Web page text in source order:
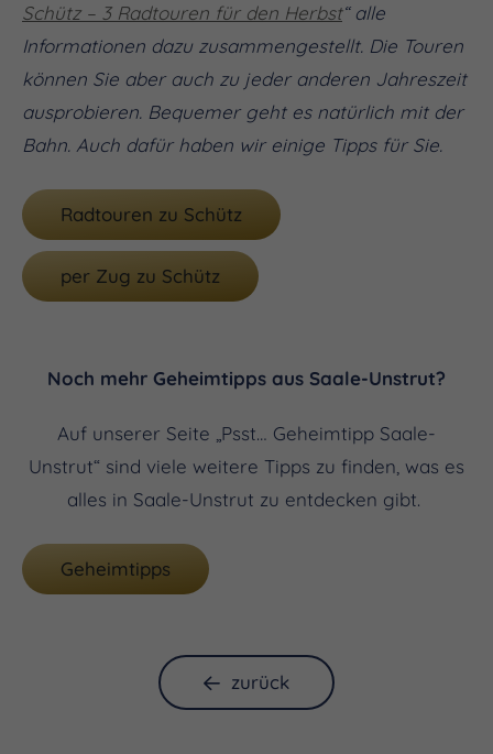
Schütz – 3 Radtouren für den Herbst“ alle
Informationen dazu zusammengestellt. Die Touren
können Sie aber auch zu jeder anderen Jahreszeit
ausprobieren. Bequemer geht es natürlich mit der
Bahn. Auch dafür haben wir einige Tipps für Sie.
Radtouren zu Schütz
per Zug zu Schütz
Noch mehr Geheimtipps aus Saale-Unstrut?
Auf unserer Seite „Psst… Geheimtipp Saale-
Unstrut“ sind viele weitere Tipps zu finden, was es
alles in Saale-Unstrut zu entdecken gibt.
Geheimtipps
zurück